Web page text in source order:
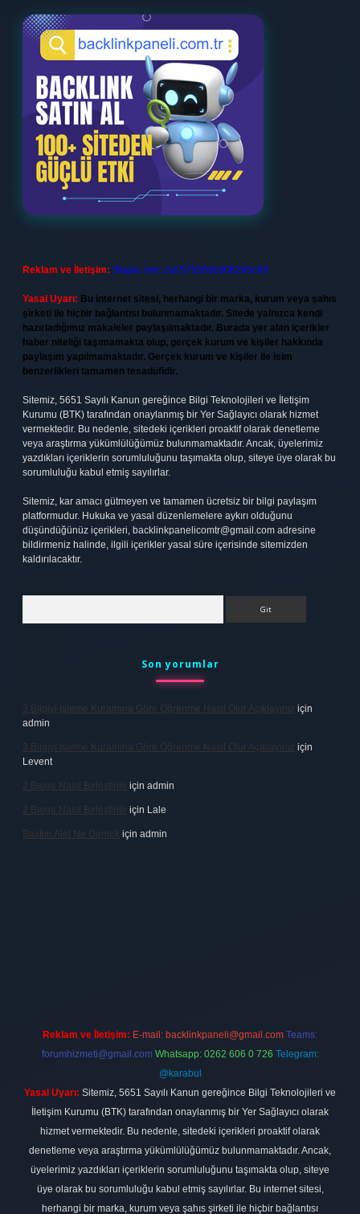
Reklam ve İletişim: Skype: live:.cid.575569c608265c69
Yasal Uyarı: Bu internet sitesi, herhangi bir marka, kurum veya şahıs
şirketi ile hiçbir bağlantısı bulunmamaktadır. Sitede yalnızca kendi
hazırladığımız makaleler paylaşılmaktadır. Burada yer alan içerikler
haber niteliği taşımamakta olup, gerçek kurum ve kişiler hakkında
paylaşım yapılmamaktadır. Gerçek kurum ve kişiler ile isim
benzerlikleri tamamen tesadüfidir.
Sitemiz, 5651 Sayılı Kanun gereğince Bilgi Teknolojileri ve İletişim
Kurumu (BTK) tarafından onaylanmış bir Yer Sağlayıcı olarak hizmet
vermektedir. Bu nedenle, sitedeki içerikleri proaktif olarak denetleme
veya araştırma yükümlülüğümüz bulunmamaktadır. Ancak, üyelerimiz
yazdıkları içeriklerin sorumluluğunu taşımakta olup, siteye üye olarak bu
sorumluluğu kabul etmiş sayılırlar.
Sitemiz, kar amacı gütmeyen ve tamamen ücretsiz bir bilgi paylaşım
platformudur. Hukuka ve yasal düzenlemelere aykırı olduğunu
düşündüğünüz içerikleri, backlinkpanelicomtr@gmail.com adresine
bildirmeniz halinde, ilgili içerikler yasal süre içerisinde sitemizden
kaldırılacaktır.
Son yorumlar
3 Bilgiyi Işleme Kuramına Göre Öğrenme Nasıl Olur Açıklayınız için
admin
3 Bilgiyi Işleme Kuramına Göre Öğrenme Nasıl Olur Açıklayınız için
Levent
2 Belge Nasıl Birleştirilir için admin
2 Belge Nasıl Birleştirilir için Lale
Baskın Alel Ne Demek için admin
Reklam ve İletişim: E-mail: backlinkpaneli@gmail.com Teams:
forumhizmeti@gmail.com Whatsapp: 0262 606 0 726 Telegram:
@karabul
Yasal Uyarı: Sitemiz, 5651 Sayılı Kanun gereğince Bilgi Teknolojileri ve
İletişim Kurumu (BTK) tarafından onaylanmış bir Yer Sağlayıcı olarak
hizmet vermektedir. Bu nedenle, sitedeki içerikleri proaktif olarak
denetleme veya araştırma yükümlülüğümüz bulunmamaktadır. Ancak,
üyelerimiz yazdıkları içeriklerin sorumluluğunu taşımakta olup, siteye
üye olarak bu sorumluluğu kabul etmiş sayılırlar. Bu internet sitesi,
herhangi bir marka, kurum veya şahıs şirketi ile hiçbir bağlantısı